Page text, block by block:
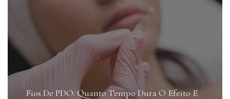
Fios De PDO: Quanto Tempo Dura O Efeito E